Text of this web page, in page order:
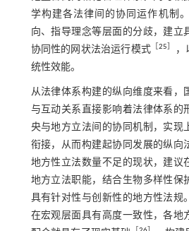
学构建各法律间的协同运作机制
向、指导理念等层面的分歧，建立
协同性的网状法治运行模式［25
，
统性效能。
从法律体系构建的纵向维度来看，
与互动关系直接影响着法律体系的
央与地方立法间的协同机制，实现
衔接，从而构建起协同发展的纵向
地方性立法数量不足的现状，建议
地方立法职能，结合生物多样性保
具有针对性与创新性的地方性法规
在宏观层面具有高度一致性，各地